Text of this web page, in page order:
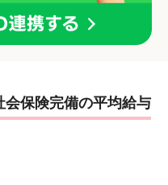
保険完備の平均給与